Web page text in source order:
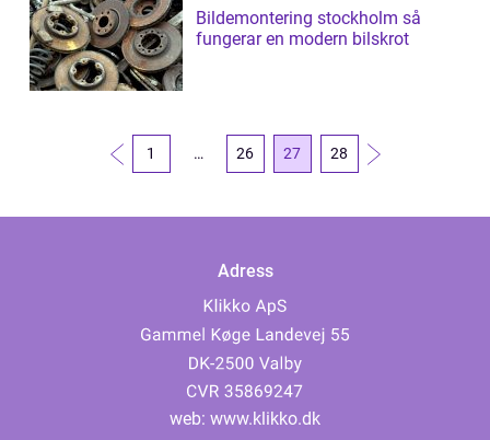
Bildemontering stockholm så
fungerar en modern bilskrot
1 … 26 27 28
Adress
web: www.klikko.dk